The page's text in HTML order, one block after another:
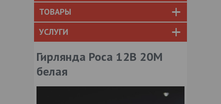
ТОВАРЫ
УСЛУГИ
Гирлянда Роса 12В 20M
белая